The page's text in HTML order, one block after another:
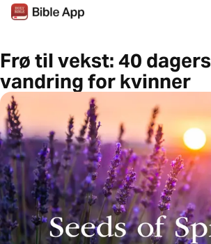
Frø til vekst: 40 dagers
vandring for kvinner